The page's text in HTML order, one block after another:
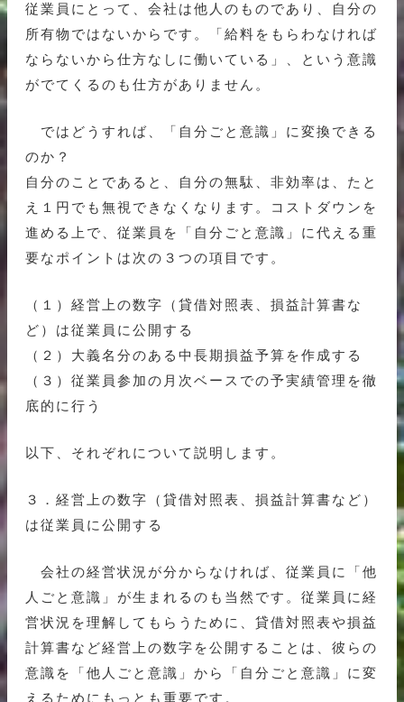
従業員にとって、会社は他人のものであり、自分の
所有物ではないからです。「給料をもらわなければ
ならないから仕方なしに働いている」、という意識
がでてくるのも仕方がありません。
ではどうすれば、「自分ごと意識」に変換できる
のか？
自分のことであると、自分の無駄、非効率は、たと
え１円でも無視できなくなります。コストダウンを
進める上で、従業員を「自分ごと意識」に代える重
要なポイントは次の３つの項目です。
（１）経営上の数字（貸借対照表、損益計算書な
ど）は従業員に公開する
（２）大義名分のある中長期損益予算を作成する
（３）従業員参加の月次ベースでの予実績管理を徹
底的に行う
以下、それぞれについて説明します。
３．経営上の数字（貸借対照表、損益計算書など）
は従業員に公開する
会社の経営状況が分からなければ、従業員に「他
人ごと意識」が生まれるのも当然です。従業員に経
営状況を理解してもらうために、貸借対照表や損益
計算書など経営上の数字を公開することは、彼らの
意識を「他人ごと意識」から「自分ごと意識」に変
えるためにもっとも重要です。